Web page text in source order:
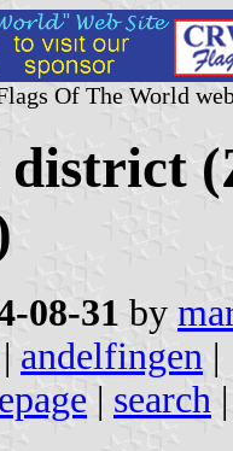
Of The World
district
08-31 by
| andelfingen |
| search